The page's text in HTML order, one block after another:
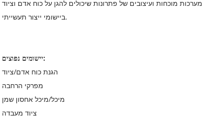
מערכות מוכחות ועיצובים של פתרונות שיכולים להגן על כוח אדם וציוד
ביישומי ייצור תעשייתי.
יישומים נפוצים:
הגנת כוח אדם/ציוד
מפרקי הרחבה
מיכל/מיכל אחסון שמן
ציוד מעבדה